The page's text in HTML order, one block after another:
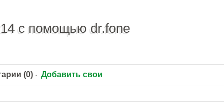
с помощью dr.fone
(0) Добавить свои